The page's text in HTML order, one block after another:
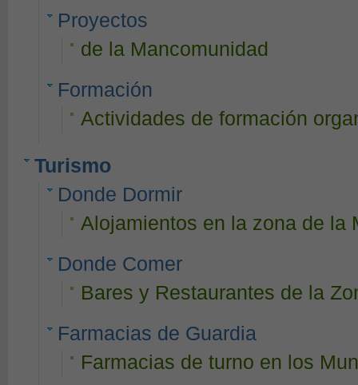
Proyectos
de la Mancomunidad
Formación
Actividades de formación
Turismo
Donde Dormir
Alojamientos en la zona de la
Donde Comer
Bares y Restaurantes de la
Farmacias de Guardia
Farmacias de turno en los